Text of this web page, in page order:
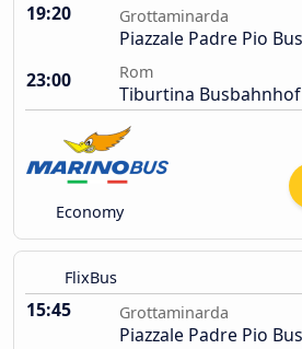
19:20 Grottaminarda
Piazzale Padre Pio
23:00
Rom
Tiburtina Busbahnhof
Economy
FlixBus
15:45 Grottaminarda
Piazzale Padre Pio